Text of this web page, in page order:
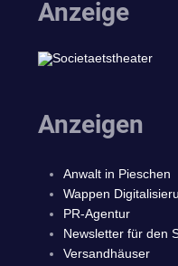
Anzeige
Anzeigen
Anwalt in Pieschen
Wappen
PR-Agentur
Newsletter für den
Versandhäuser